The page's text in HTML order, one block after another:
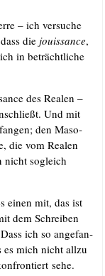
– ich ver­su­che
die jouis­sance,
in beträcht­li­che
des Rea­len –
Und mit
den Maso­
die vom Rea­len
nicht sogleich
einen mit, das ist
dem Schrei­ben
ich so ange­fan­
es mich nicht all­zu
sehe.